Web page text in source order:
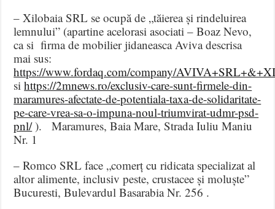
– Xilobaia SRL se ocupă de „tăierea și rindeluirea
lemnului” (apartine acelorasi asociati – Boaz Nevo,
ca si firma de mobilier jidaneasca Aviva descrisa
mai sus:
https://www.fordaq.com/company/
sihttps://2mnews.ro/exclusiv-care-sunt-firmele-din-
maramures-afectate-de-potentiala-taxa-de-solidaritate-
pe-care-vrea-sa-o-impuna-noul-triumvirat-udmr-psd-
pnl/). Maramures, Baia Mare, Strada Iuliu Maniu
Nr. 1
– Romco SRL face „comerț cu ridicata specializat al
altor alimente, inclusiv peste, crustacee și moluște”
Bucuresti, Bulevardul Basarabia Nr. 256 .